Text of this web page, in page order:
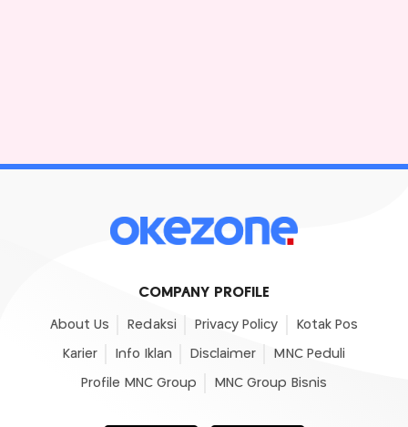
COMPANY PROFILE
About Us Redaksi Privacy Policy Kotak Pos
Karier Info Iklan Disclaimer MNC Peduli
Profile MNC Group MNC Group Bisnis